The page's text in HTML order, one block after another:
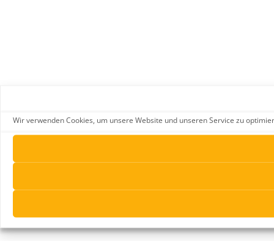
Wir verwenden Cookies, um unsere Website und unseren Service zu